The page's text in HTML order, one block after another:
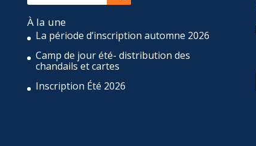
À la une
La période d’inscription automne 2026
Camp de jour été- distribution des
chandails et cartes
Inscription Été 2026